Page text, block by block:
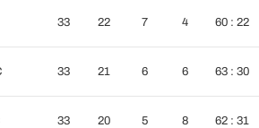
33 22 7 4 60 : 22
33 21 6 6 63 : 30
33 20 5 8 62 : 31